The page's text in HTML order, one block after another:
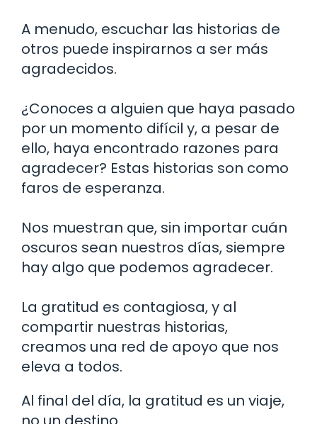
A menudo, escuchar las historias de
otros puede inspirarnos a ser más
agradecidos.
¿Conoces a alguien que haya pasado
por un momento difícil y, a pesar de
ello, haya encontrado razones para
agradecer? Estas historias son como
faros de esperanza.
Nos muestran que, sin importar cuán
oscuros sean nuestros días, siempre
hay algo que podemos agradecer.
La gratitud es contagiosa, y al
compartir nuestras historias,
creamos una red de apoyo que nos
eleva a todos.
Al final del día, la gratitud es un viaje,